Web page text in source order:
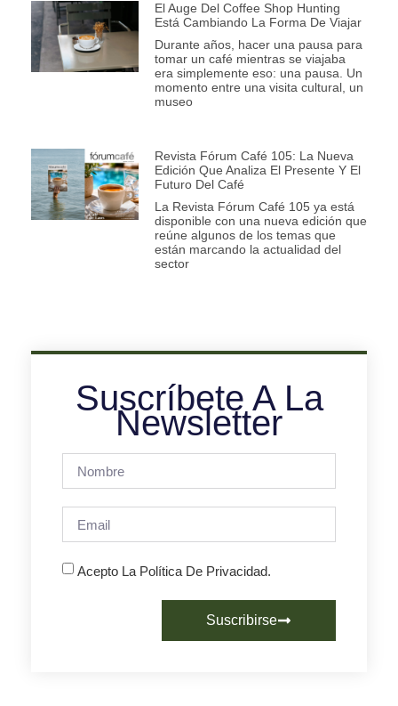
El Auge Del Coffee Shop Hunting
Está Cambiando La Forma De Viajar
Durante años, hacer una pausa para
tomar un café mientras se viajaba
era simplemente eso: una pausa. Un
momento entre una visita cultural, un
museo
Revista Fórum Café 105: La Nueva
Edición Que Analiza El Presente Y El
Futuro Del Café
La Revista Fórum Café 105 ya está
disponible con una nueva edición que
reúne algunos de los temas que
están marcando la actualidad del
sector
Suscríbete A La
Newsletter
Acepto La Política De Privacidad.
Suscribirse